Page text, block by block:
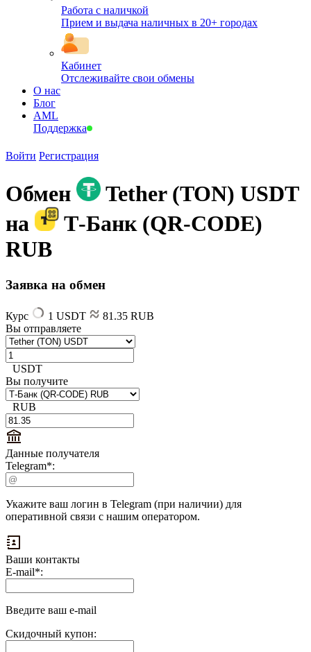
Работа с наличкой
Прием и выдача наличных в 20+ городах
Кабинет
Отслеживайте свои обмены
О нас
Блог
AML
Поддержка
Войти Регистрация
Обмен
Tether (TON) USDT
на
Т-Банк (QR-CODE)
RUB
Заявка на обмен
Курс 1 USDT
81.35 RUB
Вы отправляете
USDT
Вы получите
RUB
Данные получателя
Telegram*:
Укажите ваш логин в Telegram (при наличии) для
оперативной связи с нашим оператором.
Ваши контакты
Выплаты
доп.
поле:
E-mail*:
Введите ваш e-mail
Скидочный купон: